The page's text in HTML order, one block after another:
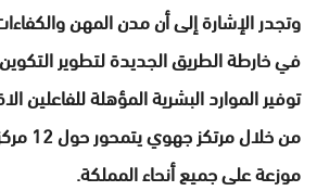
وتجدر الإشارة إلى أن مدن المهن
في خارطة الطريق الجديدة لتطوير
توفير الموارد البشرية المؤهلة للفاعلين
من خلال
موزعة على جميع أنحاء المملكة.